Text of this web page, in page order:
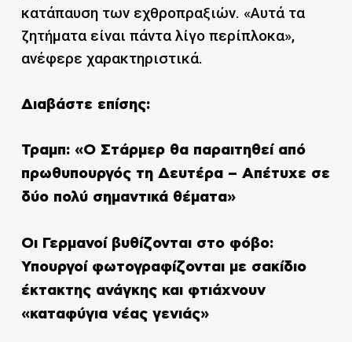
κατάπαυση των εχθροπραξιών. «Αυτά τα
ζητήματα είναι πάντα λίγο περίπλοκα»,
ανέφερε χαρακτηριστικά.
Διαβάστε επίσης:
Τραμπ: «Ο Στάρμερ θα παραιτηθεί από
πρωθυπουργός τη Δευτέρα – Απέτυχε σε
δύο πολύ σημαντικά θέματα»
Οι Γερμανοί βυθίζονται στο φόβο:
Υπουργοί φωτογραφίζονται με σακίδιο
έκτακτης ανάγκης και φτιάχνουν
«καταφύγια νέας γενιάς»